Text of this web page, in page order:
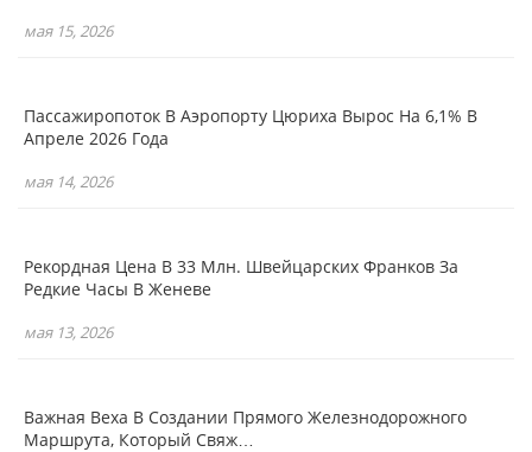
мая 15, 2026
Пассажиропоток В Аэропорту Цюриха Вырос На 6,1% В
Апреле 2026 Года
мая 14, 2026
Рекордная Цена В 33 Млн. Швейцарских Франков За
Редкие Часы В Женеве
мая 13, 2026
Важная Веха В Создании Прямого Железнодорожного
Маршрута, Который Свяж…